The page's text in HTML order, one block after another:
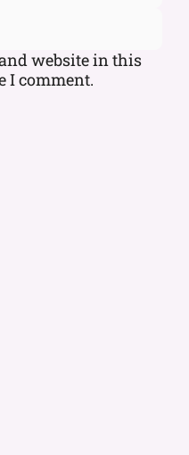
website in this
I comment.